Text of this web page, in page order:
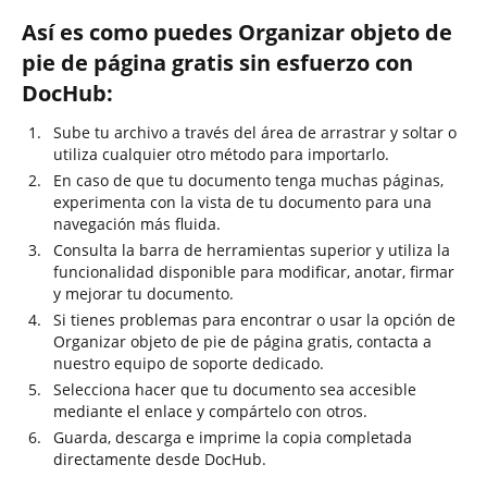
Así es como puedes Organizar objeto de
pie de página gratis sin esfuerzo con
DocHub:
Sube tu archivo a través del área de arrastrar y soltar o
utiliza cualquier otro método para importarlo.
En caso de que tu documento tenga muchas páginas,
experimenta con la vista de tu documento para una
navegación más fluida.
Consulta la barra de herramientas superior y utiliza la
funcionalidad disponible para modificar, anotar, firmar
y mejorar tu documento.
Si tienes problemas para encontrar o usar la opción de
Organizar objeto de pie de página gratis, contacta a
nuestro equipo de soporte dedicado.
Selecciona hacer que tu documento sea accesible
mediante el enlace y compártelo con otros.
Guarda, descarga e imprime la copia completada
directamente desde DocHub.